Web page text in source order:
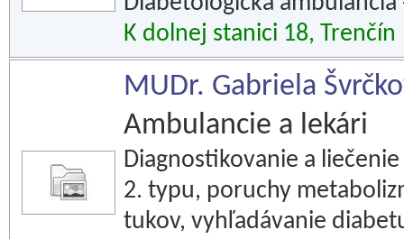
K dolnej stanici 18, Trenčín
MUDr. Gabriela
Ambulancie a lekári
Diagnostikovanie a
2. typu, poruchy
tukov, vyhľadávanie